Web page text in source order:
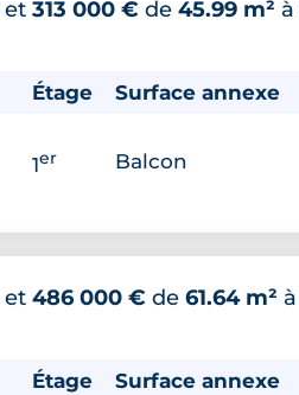
et 313 000 € de 45.99 m² à
Étage Surface annexe
1er Balcon
et 486 000 € de 61.64 m² à
Étage Surface annexe